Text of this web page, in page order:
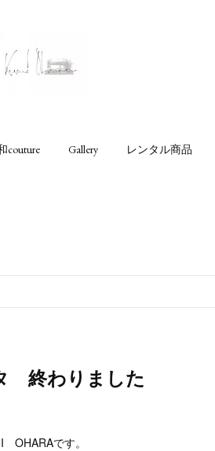
couture Gallery レンタル商品
終わりました
OHARAです。